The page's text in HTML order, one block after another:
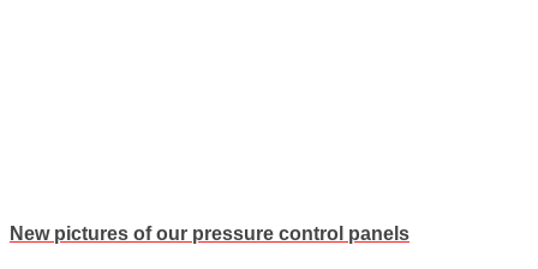
New pictures of our pressure control panels